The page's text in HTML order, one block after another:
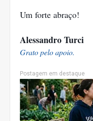
Um forte abraço!
Alessandro Turci
Grato pelo apoio.
Postagem em destaque